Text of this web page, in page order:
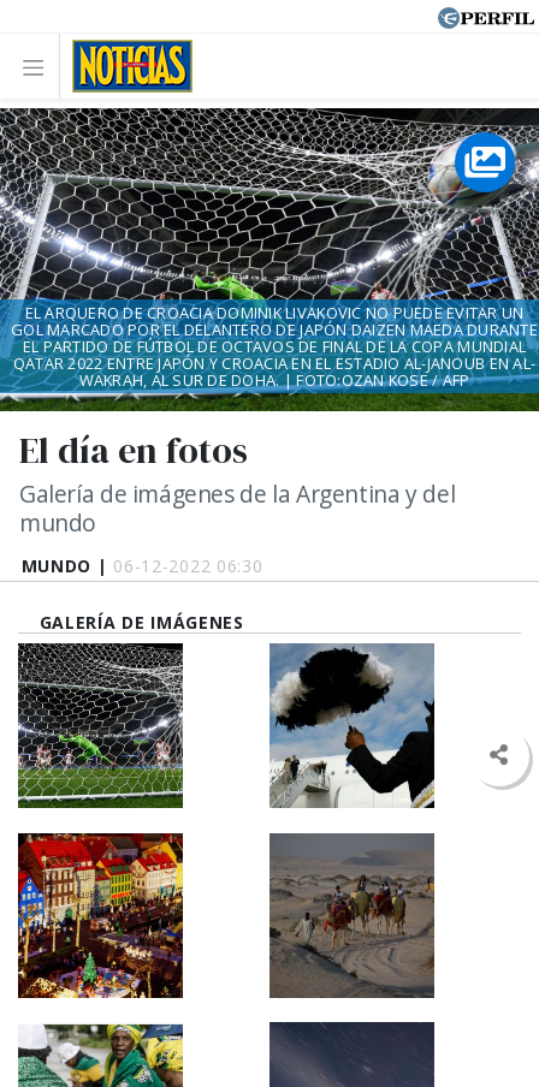
MUNDO | 06-12-2022 06:30
El día en fotos
Galería de imágenes de la Argentina y del
mundo
EL ARQUERO DE CROACIA DOMINIK LIVAKOVIC NO PUEDE EVITAR UN
GOL MARCADO POR EL DELANTERO DE JAPÓN DAIZEN MAEDA DURANTE
EL PARTIDO DE FÚTBOL DE OCTAVOS DE FINAL DE LA COPA MUNDIAL
QATAR 2022 ENTRE JAPÓN Y CROACIA EN EL ESTADIO AL-JANOUB EN AL-
WAKRAH, AL SUR DE DOHA. | FOTO:OZAN KOSE / AFP
GALERÍA DE IMÁGENES